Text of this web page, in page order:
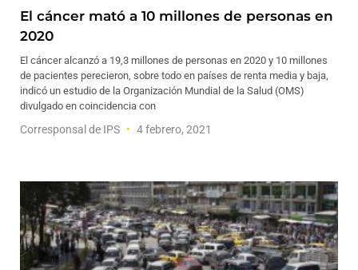
El cáncer mató a 10 millones de personas en
2020
El cáncer alcanzó a 19,3 millones de personas en 2020 y 10 millones
de pacientes perecieron, sobre todo en países de renta media y baja,
indicó un estudio de la Organización Mundial de la Salud (OMS)
divulgado en coincidencia con
Corresponsal de IPS 4 febrero, 2021